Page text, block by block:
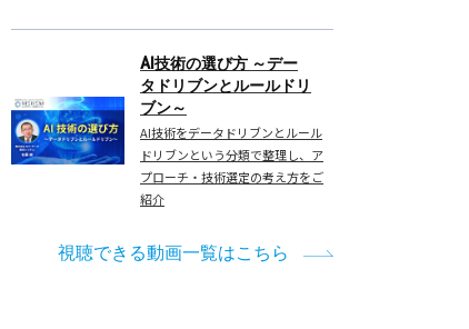
AI技術の選び方 ～デー
タドリブンとルールドリ
ブン～
AI技術をデータドリブンとルール
ドリブンという分類で整理し、ア
プローチ・技術選定の考え方をご
紹介
視聴できる動画一覧はこちら